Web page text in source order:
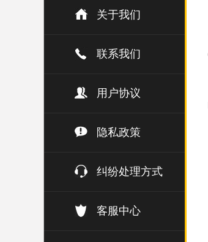
关于我们
联系我们
用户协议
隐私政策
纠纷处理方式
客服中心